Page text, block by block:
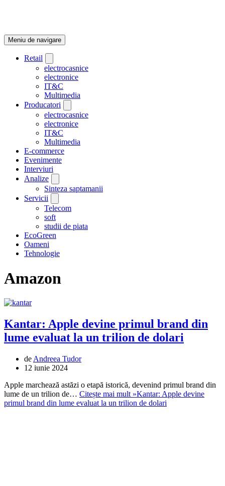
Meniu de navigare
Retail
electrocasnice
electronice
IT&C
Multimedia
Producatori
electrocasnice
electronice
IT&C
Multimedia
E-commerce
Evenimente
Interviuri
Analize
Sinteza saptamanii
Servicii
Telecom
soft
studii de piata
EcoGreen
Oameni
Tehnologie
Amazon
Kantar: Apple devine primul brand din
lume evaluat la un trilion de dolari
de Andreea Tudor
12 iunie 2024
Apple marchează astăzi o etapă istorică, devenind primul brand din
lume de un trilion de… Citește mai mult »Kantar: Apple devine
primul brand din lume evaluat la un trilion de dolari